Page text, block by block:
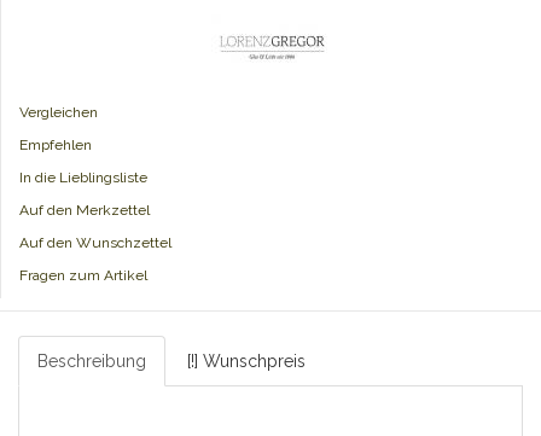
Vergleichen
Empfehlen
In die Lieblingsliste
Auf den Merkzettel
Auf den Wunschzettel
Fragen zum Artikel
Beschreibung [!] Wunschpreis